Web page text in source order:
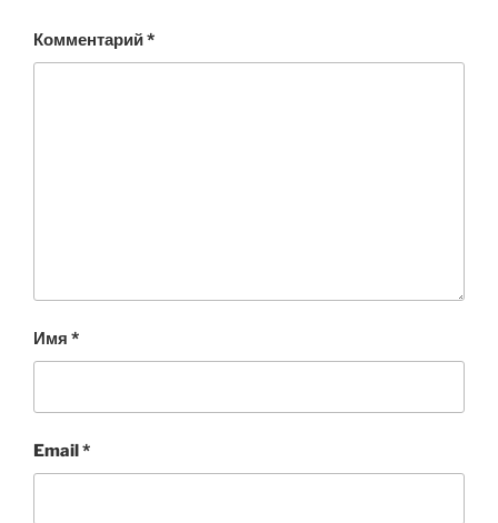
Комментарий*
Имя *
Email*